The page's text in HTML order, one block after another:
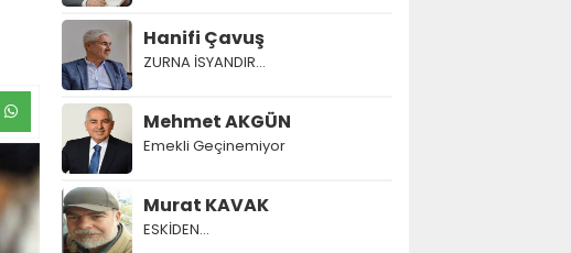
Hanifi Çavuş
ZURNA İSYANDIR...
Mehmet AKGÜN
Emekli Geçinemiyor
Murat KAVAK
ESKİDEN...